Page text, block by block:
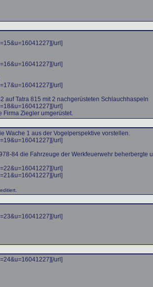
[/url]
[/url]
[/url]
auf Tatra 815 mit 2 nachgerüsteten Schlauchhaspeln
[/url]
Firma Ziegler umgerüstet.
Wache 1 aus der Vogelperspektive vorstellen.
[/url]
84 die Fahrzeuge der Werkfeuerwehr
[/url]
[/url]
[/url]
[/url]